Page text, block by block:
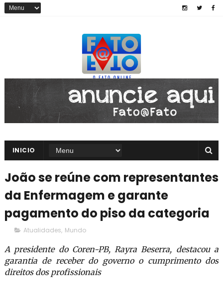
INICIO
João se reúne com representantes
da Enfermagem e garante
pagamento do piso da categoria
Atualidades, Mundo
A presidente do Coren-PB, Rayra Beserra, destacou a
garantia de receber do governo o cumprimento dos
direitos dos profissionais